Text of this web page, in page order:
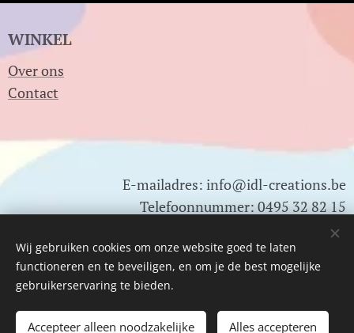
WINKEL
Over ons
Contact
E-mailadres: info@idl-creations.be
Telefoonnummer: 0495 32 82 15
0478 01 83 22
Btw nr: BE0791.820.502
Wij gebruiken cookies om onze website goed te laten
functioneren en te beveiligen, en om je de best mogelijke
gebruikerservaring te bieden.
Accepteer alleen noodzakelijke Alles accepteren